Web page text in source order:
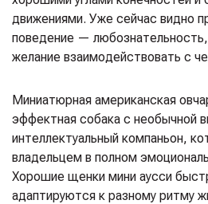
движениями. Уже сейчас видно
поведение —
желание взаимодействовать с
Миниатюрная американская
эффектная собака с необычной
интеллектуальный компаньон,
владельцем в полном
Хорошие щенки мини аусси
адаптируются к разному ритму